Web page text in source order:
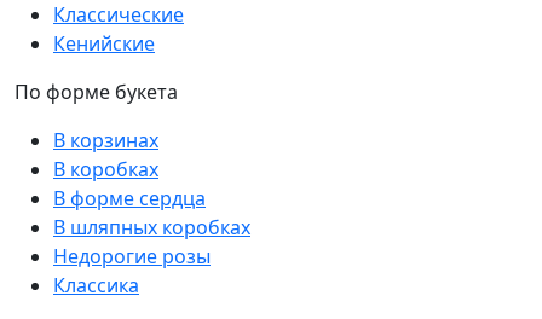
Классические
Кенийские
По форме букета
В корзинах
В коробках
В форме сердца
В шляпных коробках
Недорогие розы
Классика